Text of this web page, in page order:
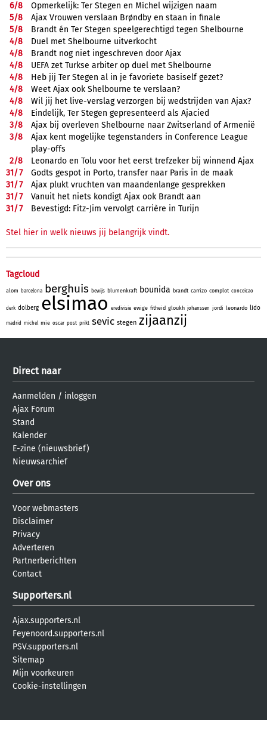
6/8
Opmerkelijk: Ter Stegen en Míchel wijzigen naam
5/8
Ajax Vrouwen verslaan Brøndby en staan in finale
5/8
Brandt én Ter Stegen speelgerechtigd tegen Shelbourne
4/8
Duel met Shelbourne uitverkocht
4/8
Brandt nog niet ingeschreven door Ajax
4/8
UEFA zet Turkse arbiter op duel met Shelbourne
4/8
Heb jij Ter Stegen al in je favoriete basiself gezet?
4/8
Weet Ajax ook Shelbourne te verslaan?
4/8
Wil jij het live-verslag verzorgen bij wedstrijden van Ajax?
4/8
Eindelijk, Ter Stegen gepresenteerd als Ajacied
3/8
Ajax bij overleven Shelbourne naar Zwitserland of Armenië
3/8
Ajax kent mogelijke tegenstanders in Conference League
play-offs
2/8
Leonardo en Tolu voor het eerst trefzeker bij winnend Ajax
31/7
Godts gespot in Porto, transfer naar Paris in de maak
31/7
Ajax plukt vruchten van maandenlange gesprekken
31/7
Vanuit het niets kondigt Ajax ook Brandt aan
31/7 Bevestigd: Fitz-Jim vervolgt carrière in Turijn
Stel hier in welk nieuws jij belangrijk vindt.
Tagcloud
alom barcelona berghuis bewijs blumenkraft bounida brandt carrizo complot conceicao
derk dolberg elsimao eredivisie ewige fitheid gloukh johanssen jordi leonardo lido
madrid michel mie oscar post prikt sevic stegen zijaanzij
Direct naar
Aanmelden / inloggen
Ajax Forum
Stand
Kalender
E-zine (nieuwsbrief)
Nieuwsarchief
Over ons
Voor webmasters
Disclaimer
Privacy
Adverteren
Partnerberichten
Contact
Supporters.nl
Ajax.supporters.nl
Feyenoord.supporters.nl
PSV.supporters.nl
Sitemap
Mijn voorkeuren
Cookie-instellingen